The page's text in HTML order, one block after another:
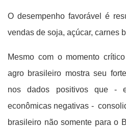
O desempenho favorável é
vendas de soja, açúcar, carnes
Mesmo com o momento
agro brasileiro mostra seu
nos dados positivos que -
econômicas negativas -
brasileiro não somente para o